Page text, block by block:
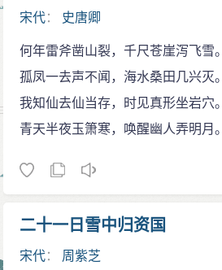
宋代： 史唐卿
何年雷斧凿山裂，千尺苍崖泻飞雪。
孤凤一去声不闻，海水桑田几兴灭。
我知仙去仙当存，时见真形坐岩穴。
青天半夜玉箫寒，唤醒幽人弄明月。
二十一日雪中归资国
宋代： 周紫芝